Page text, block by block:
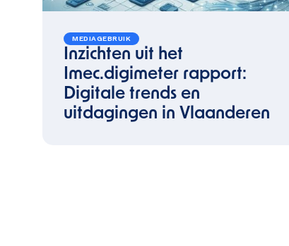
MEDIAGEBRUIK
Inzichten uit het
Imec.digimeter rapport:
Digitale trends en
uitdagingen in Vlaanderen